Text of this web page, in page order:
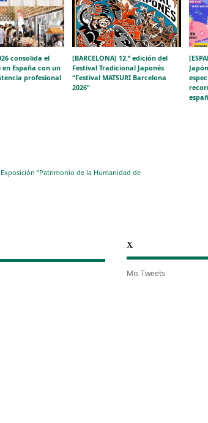
consolida el
España con un
profesional
[BARCELONA] 12.ª edición del
Festival Tradicional Japonés
“Festival MATSURI Barcelona
2026”
“Patrimonio de la Humanidad de
X
Mis Tweets